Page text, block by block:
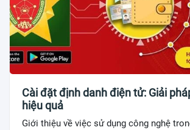
Cài đặt định danh điện tử: Giải
hiệu quả
Giới thiệu về việc sử dụng công nghệ